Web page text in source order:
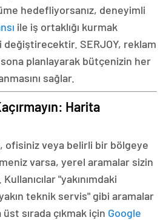
hedefliyorsanız, deneyimli
ile iş ortaklığı kurmak
SERJOY, reklam
planlayarak bütçenizin her
sağlar.
Harita
ofisiniz veya belirli bir bölgeye
varsa, yerel aramalar sizin
"yakınımdaki
teknik servis" gibi aramalar
sırada çıkmak için Google